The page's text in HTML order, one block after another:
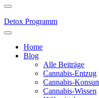
Detox Programm
Home
Blog
Alle Beiträge
Cannabis-Entzug
Cannabis-
Cannabis-Wissen